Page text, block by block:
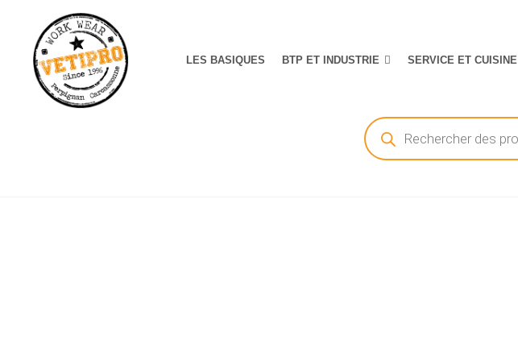
LES BASIQUES BTP ET INDUSTRIE SERVICE ET CUISINE
Recherche
de
produits